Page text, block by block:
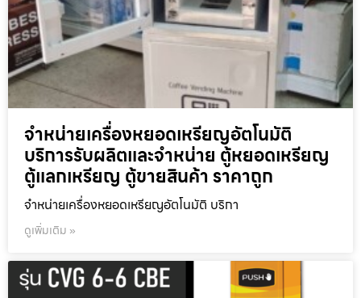
จำหน่ายเครื่องหยอดเหรียญ​อัตโนมัติ
บริการรับผลิตและจำหน่าย ตู้หยอดเหรียญ
ตู้แลกเหรียญ ตู้ขายสินค้า ราคาถูก
จำหน่ายเครื่องหยอดเหรียญ​อัตโนมัติ บริกา
ดูเพิ่มเติม »